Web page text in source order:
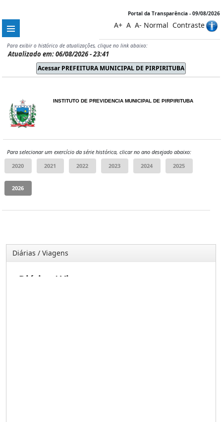
Portal da Transparência - 09/08/2026
A+ A A- Normal Contraste
Para exibir o histórico de atualizações, clique no link abaixo:
Atualizado em: 06/08/2026 - 23:41
INSTITUTO DE PREVIDENCIA MUNICIPAL DE PIRPIRITUBA
Para selecionar um exercício da série histórica, clicar no ano desejado abaixo: